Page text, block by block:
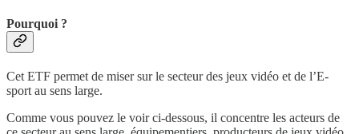
Pourquoi ?
Cet ETF permet de miser sur le secteur des jeux vidéo et de l’E-
sport au sens large.
Comme vous pouvez le voir ci-dessous, il concentre les acteurs de